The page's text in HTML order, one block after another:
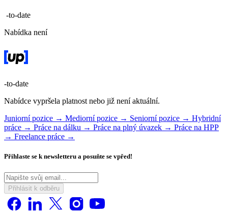
-to-date
Nabídka není
-to-date
Nabídce vypršela platnost nebo již není aktuální.
Juniorní pozice → Mediorní pozice → Seniorní pozice → Hybridní
práce → Práce na dálku → Práce na plný úvazek → Práce na HPP
→ Freelance práce →
Přihlaste se k newsletteru a posuňte se vpřed!
Přihlásit k odběru